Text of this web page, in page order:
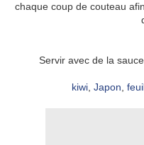
chaque coup de couteau
Servir avec de la
kiwi, Japon